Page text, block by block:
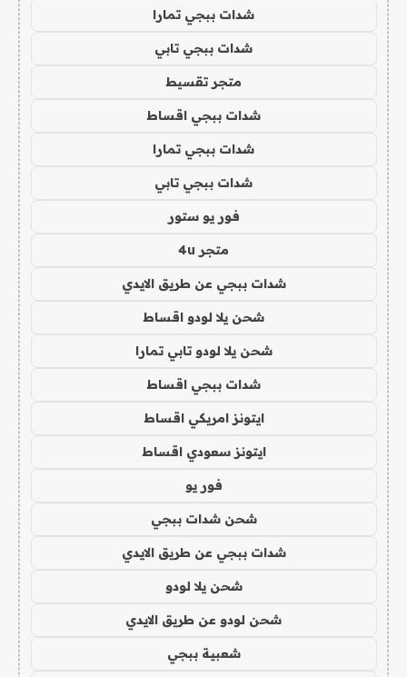
شدات ببجي تمارا
شدات ببجي تابي
متجر تقسيط
شدات ببجي اقساط
شدات ببجي تمارا
شدات ببجي تابي
فور يو ستور
متجر 4u
شدات ببجي عن طريق الايدي
شحن يلا لودو اقساط
شحن يلا لودو تابي تمارا
شدات ببجي اقساط
ايتونز امريكي اقساط
ايتونز سعودي اقساط
فور يو
شحن شدات ببجي
شدات ببجي عن طريق الايدي
شحن يلا لودو
شحن لودو عن طريق الايدي
شعبية ببجي